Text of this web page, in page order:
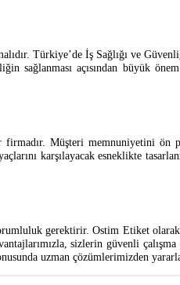
Türkiye’de İş Sağlığı ve
sağlanması açısından büyük
Müşteri memnuniyetini ön
karşılayacak esneklikte
gerektirir. Ostim Etiket
sizlerin güvenli
uzman çözümlerimizden